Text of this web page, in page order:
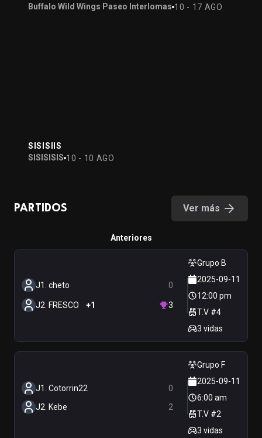
Buffalo Wild Wings Paseo Interlomas 10 - 17 AGO
SISISIIS
SISISISIS 10 - 10 AGO
PARTIDOS Ver más
Anteriores
J1. cheto 0
J2. FRESCO +1 3
Grupo B
2025-09-11
12:00 pm
T.V #4
3 vidas
J1. Cotorrin22
0
J2. Kebe
2
Grupo F
2025-09-11
6:00 am
T.V #2
3 vidas